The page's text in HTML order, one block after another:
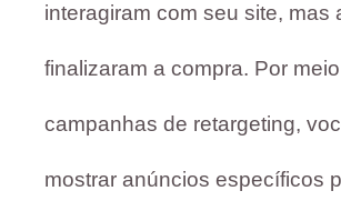
interagiram com seu site, mas
finalizaram a compra. Por
campanhas de retargeting,
mostrar anúncios específicos